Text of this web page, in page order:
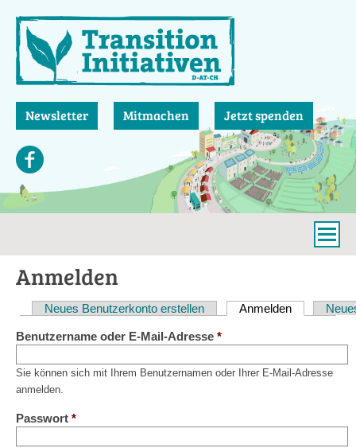
zum
Inhalt
Newsletter Mitmachen Jetzt spenden
Anmelden
Haupt-
Reiter
Neues Benutzerkonto erstellen Anmelden(aktiver
Benutzername oder E-Mail-Adresse *
Sie können sich mit Ihrem Benutzernamen oder Ihrer E-Mail-Adresse
anmelden.
Passwort *